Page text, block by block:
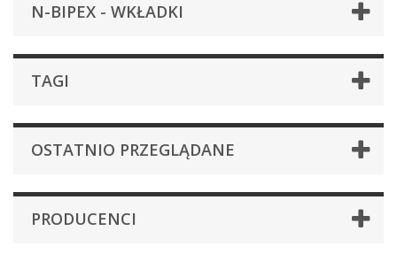
N-BIPEX - WKŁADKI
TAGI
OSTATNIO PRZEGLĄDANE
PRODUCENCI